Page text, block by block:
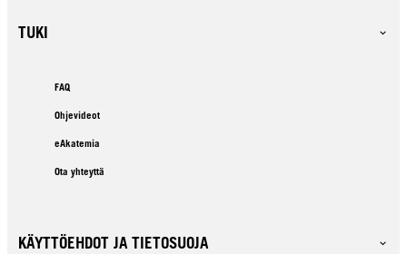
TUKI
FAQ
Ohjevideot
eAkatemia
Ota yhteyttä
KÄYTTÖEHDOT JA TIETOSUOJA